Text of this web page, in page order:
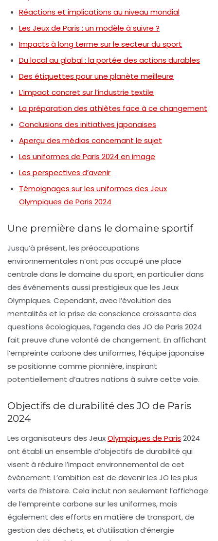
Réactions et implications au niveau mondial
Les Jeux de Paris : un modèle à suivre ?
Impacts à long terme sur le secteur du sport
Du local au global : la portée des actions durables
Des étiquettes pour une planète meilleure
L’impact concret sur l’industrie textile
La préparation des athlètes face à ce changement
Conclusions des initiatives japonaises
Aperçu des médias concernant le sujet
Les uniformes de Paris 2024 en image
Les perspectives d’avenir
Témoignages sur les uniformes des Jeux
Olympiques de Paris 2024
Une première dans le domaine sportif
Jusqu’à présent, les préoccupations
environnementales n’ont pas occupé une place
centrale dans le domaine du sport, en particulier dans
des événements aussi prestigieux que les Jeux
Olympiques. Cependant, avec l’évolution des
mentalités et la prise de conscience croissante des
questions écologiques, l’agenda des JO de Paris 2024
fait preuve d’une volonté de changement. En affichant
l’empreinte carbone des uniformes, l’équipe japonaise
se positionne comme pionnière, inspirant
potentiellement d’autres nations à suivre cette voie.
Objectifs de durabilité des JO de Paris
2024
Les organisateurs des JeuxOlympiques de Paris 2024
ont établi un ensemble d’objectifs de durabilité qui
visent à réduire l’impact environnemental de cet
événement. L’ambition est de devenir les JO les plus
verts de l’histoire. Cela inclut non seulement l’affichage
de l’empreinte carbone sur les uniformes, mais
également des efforts en matière de transport, de
gestion des déchets, et d’utilisation d’énergie